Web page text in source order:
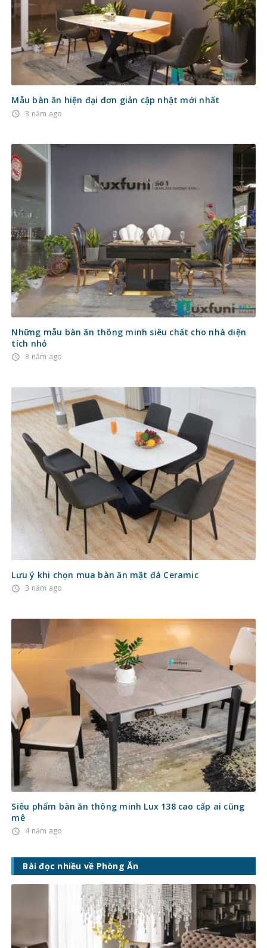
Mẫu bàn ăn hiện đại đơn giản cập nhật mới nhất
access_time 3 năm ago
Những mẫu bàn ăn thông minh siêu chất cho nhà diện
tích nhỏ
access_time 3 năm ago
Lưu ý khi chọn mua bàn ăn mặt đá Ceramic
access_time 3 năm ago
Siêu phẩm bàn ăn thông minh Lux 138 cao cấp ai cũng
mê
access_time 4 năm ago
Bài đọc nhiều về Phòng Ăn